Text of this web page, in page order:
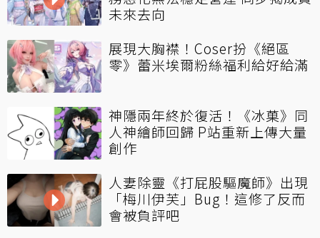
未來去向
展現大胸襟！Coser扮《絕區
零》蕾米埃爾粉絲福利給好給滿
神隱兩年終於復活！《冰菓》同
人神繪師回歸 P站重新上傳大量
創作
人妻除靈《打屁股驅魔師》出現
「梅川伊芙」Bug！這修了反而
會被負評吧